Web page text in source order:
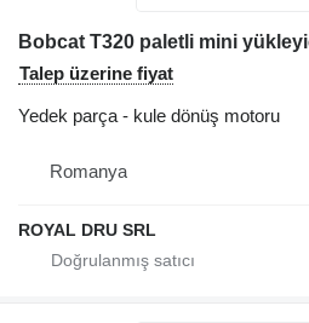
Talep üzerine fiyat
Yedek parça - kule dönüş motoru
Romanya
ROYAL DRU SRL